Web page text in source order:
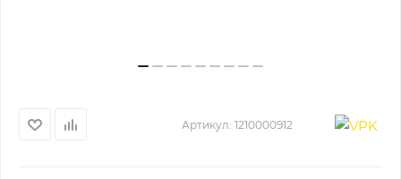
Артикул: 1210000912